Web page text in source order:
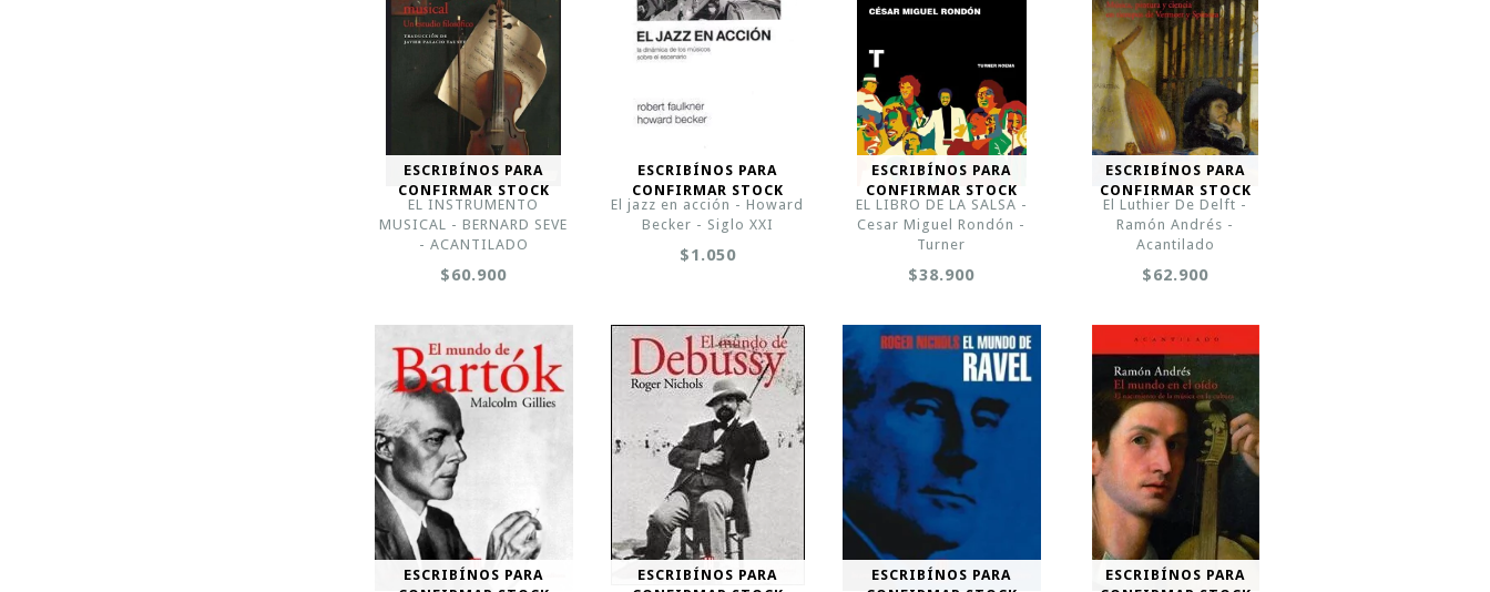
ESCRIBÍNOS PARA
CONFIRMAR STOCK
EL INSTRUMENTO
MUSICAL - BERNARD SEVE
- ACANTILADO
$60.900
ESCRIBÍNOS PARA
CONFIRMAR STOCK
El jazz en acción - Howard
Becker - Siglo XXI
$1.050
ESCRIBÍNOS PARA
CONFIRMAR STOCK
EL LIBRO DE LA SALSA -
Cesar Miguel Rondón -
Turner
$38.900
ESCRIBÍNOS PARA
CONFIRMAR STOCK
El Luthier De Delft -
Ramón Andrés -
Acantilado
$62.900
ESCRIBÍNOS PARA
ESCRIBÍNOS PARA
ESCRIBÍNOS PARA
ESCRIBÍNOS PARA